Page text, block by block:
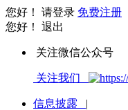
您好！ 请登录 免费注册
您好！ 退出
关注微信公众号
关注我们
信息披露 |